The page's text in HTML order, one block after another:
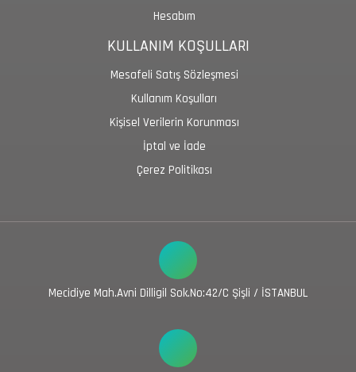
Hesabım
KULLANIM KOŞULLARI
Mesafeli Satış Sözleşmesi
Kullanım Koşulları
Kişisel Verilerin Korunması
İptal ve İade
Çerez Politikası
Mecidiye Mah.Avni Dilligil Sok.No:42/C Şişli / İSTANBUL